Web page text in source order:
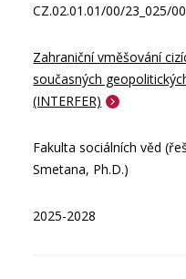
CZ.02.01.01/00/23_025/
Zahraniční vměšování
současných
(INTERFER)
Fakulta sociálních věd
Smetana, Ph.D.)
2025-2028